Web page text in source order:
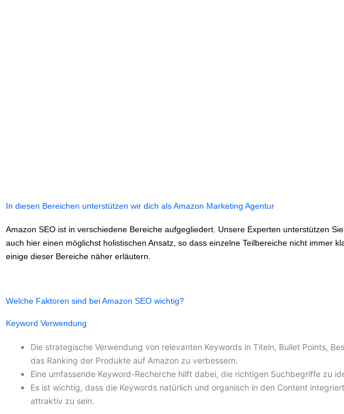
In diesen Bereichen unterstützen wir dich als Amazon Marketing Agentur
Amazon SEO ist in verschiedene Bereiche aufgegliedert. Unsere Experten unterstützen
auch hier einen möglichst holistischen Ansatz, so dass einzelne Teilbereiche nicht immer
einige dieser Bereiche näher erläutern.
Welche Faktoren sind bei Amazon SEO wichtig?
Keyword Verwendung
Die strategische Verwendung von relevanten Keywords in Titeln, Bullet Points,
das Ranking der Produkte auf Amazon zu verbessern.
Eine umfassende Keyword-Recherche hilft dabei, die richtigen Suchbegriffe zu
Es ist wichtig, dass die Keywords natürlich und organisch in den Content
attraktiv zu sein.